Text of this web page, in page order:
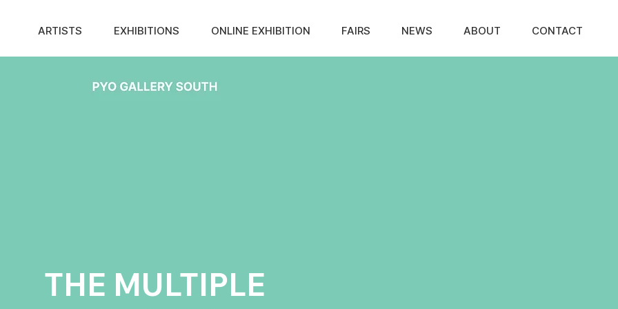
ARTISTS EXHIBITIONS ONLINE EXHIBITION FAIRS NEWS ABOUT CONTACT
THE MULTIPLE